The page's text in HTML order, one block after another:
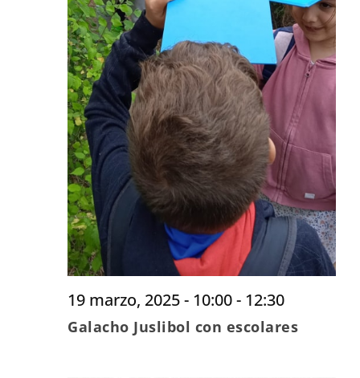
19 marzo, 2025 - 10:00- 12:30
Galacho Juslibol con escolares